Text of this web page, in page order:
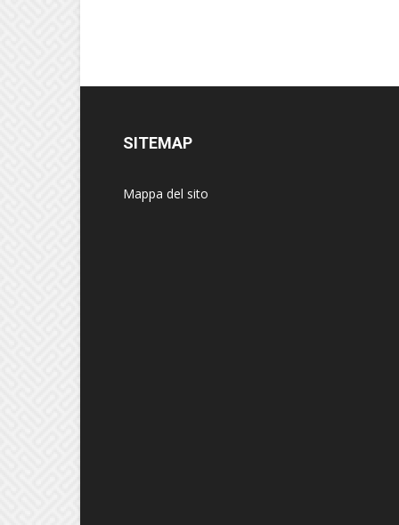
SITEMAP
Mappa del sito